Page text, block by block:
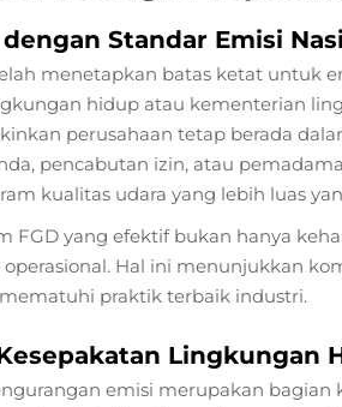
Standar Emisi
menetapkan batas ketat untuk
hidup atau kementerian
perusahaan tetap berada
pencabutan izin, atau
kualitas udara yang lebih luas
FGD yang efektif bukan hanya
Hal ini menunjukkan
praktik terbaik industri.
Lingkungan
emisi merupakan